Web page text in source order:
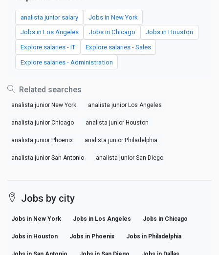
analista junior salary Jobs in New York
Jobs in Los Angeles Jobs in Chicago Jobs in Houston
Explore salaries - IT Explore salaries - Sales
Explore salaries - Administration
Related searches
analista junior New York analista junior Los Angeles
analista junior Chicago analista junior Houston
analista junior Phoenix analista junior Philadelphia
analista junior San Antonio analista junior San Diego
Jobs by city
Jobs in New York Jobs in Los Angeles Jobs in Chicago
Jobs in Houston Jobs in Phoenix Jobs in Philadelphia